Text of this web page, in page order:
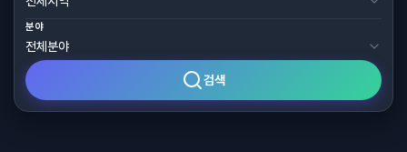
분야
검색